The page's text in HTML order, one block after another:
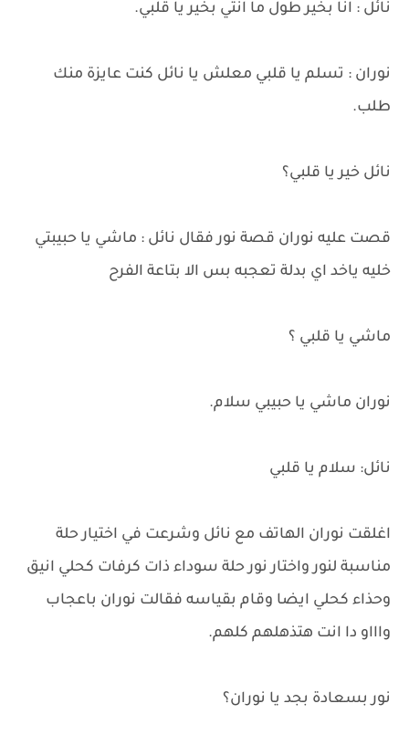
نائل : انا بخير طول ما انتي بخير يا قلبي.
نوران : تسلم يا قلبي معلش يا نائل كنت عايزة منك
طلب.
نائل خير يا قلبي؟
قصت عليه نوران قصة نور فقال نائل : ماشي يا حبيبتي
خليه ياخد اي بدلة تعجبه بس الا بتاعة الفرح
ماشي يا قلبي ؟
نوران ماشي يا حبيبي سلام.
نائل: سلام يا قلبي
اغلقت نوران الهاتف مع نائل وشرعت في اختيار حلة
مناسبة لنور واختار نور حلة سوداء ذات كرفات كحلي انيق
وحذاء كحلي ايضا وقام بقياسه فقالت نوران باعجاب
واااو دا انت هتذهلهم كلهم.
نور بسعادة بجد يا نوران؟